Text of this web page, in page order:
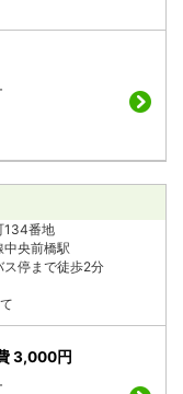
134番地
中央前橋駅
停まで徒歩2分
3,000円